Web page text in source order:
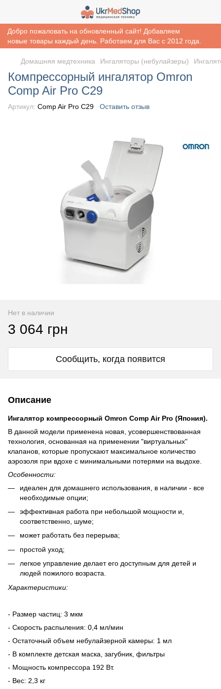
Добро пожаловать на обновленный сайт! Добавляем
новые товары каждый день. Работаем для Вас с 2012 года.
Домашняя медтехника Ингаляторы (небулайзеры)
Компрессорный ингалятор Omron
Comp Air Pro С29
Артикул: Comp Air Pro С29 Оставить отзыв
Нет в наличии
3 064 грн
Сообщить, когда появится
Описание
Ингалятор компрессорный Omron Comp Air Pro (Япония).
В данной модели применена новая, усовершенствованная
технология, основанная на применении "виртуальных"
клапанов, которые пропускают максимальное количество
аэрозоля при вдохе с минимальными потерями на выдохе.
Особенности:
идеален для домашнего использования, в наличии - все
необходимые опции;
эффективная работа при небольшой мощности и,
соответственно, шуме;
может работать без перерыва;
простой уход;
легкое управление делает его доступным для детей и
людей пожилого возраста.
Характеристики:
- Размер частиц: 3 мкм
- Скорость распыления: 0,4 мл/мин
- Остаточный объем небулайзерной камеры: 1 мл
- В комплекте детская маска, загубник, фильтры
- Мощность компрессора 192 Вт.
- Вес: 2,3 кг